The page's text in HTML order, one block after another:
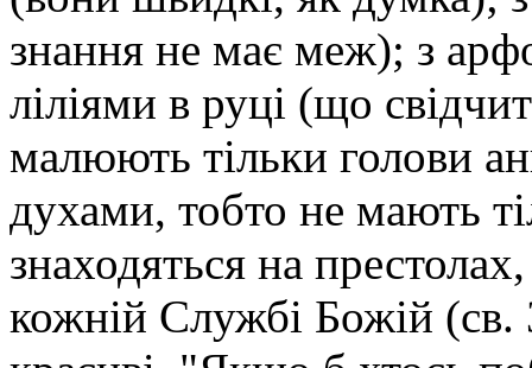
знання не має меж); з
ліліями в руці (що
малюють тільки голови
духами, тобто не мають
знаходяться на
кожній Службі Божій (св.